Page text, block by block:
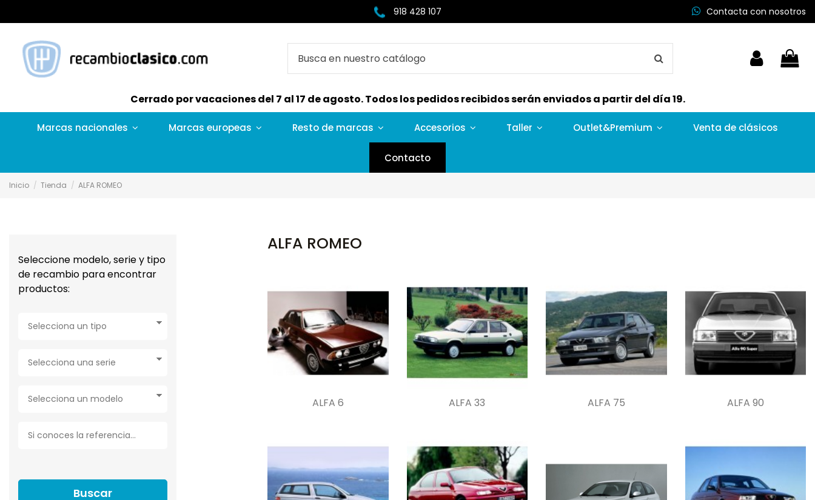
918 428 107 Contacta con nosotros
Cerrado por vacaciones del 7 al 17 de agosto. Todos los pedidos recibidos serán enviados a partir del día 19.
Marcas nacionales Marcas europeas Resto de marcas Accesorios Taller Outlet&Premium Venta de clásicos
Contacto
Inicio Tienda ALFA ROMEO
ALFA ROMEO
ALFA 6 ALFA 33 ALFA 75 ALFA 90
Seleccione modelo, serie y tipo
de recambio para encontrar
productos:
Buscar